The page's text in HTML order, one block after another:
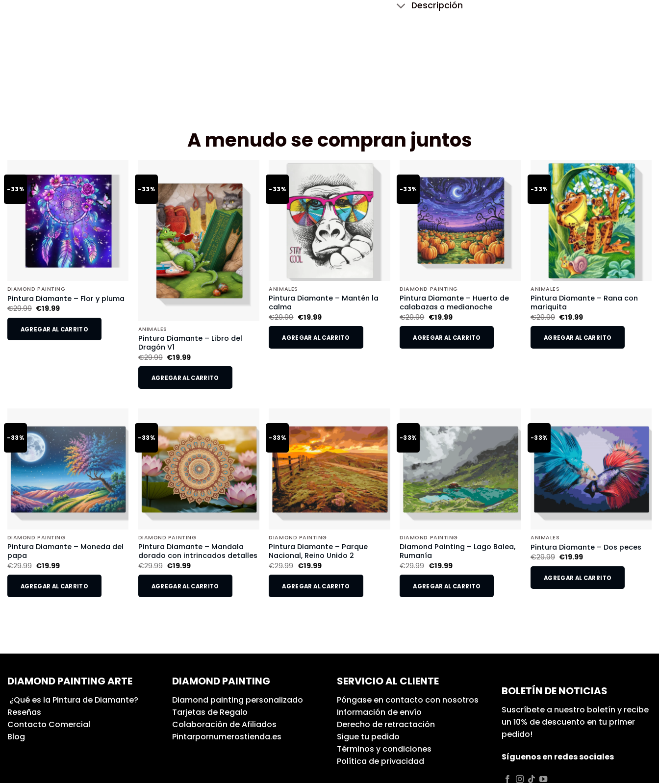
Descripción
A menudo se compran juntos
-33%
DIAMOND PAINTING
Pintura Diamante – Flor y pluma
€29.99 €19.99
AGREGAR AL CARRITO
-33%
ANIMALES
Pintura Diamante – Libro del
Dragón V1
€29.99 €19.99
AGREGAR AL CARRITO
-33%
ANIMALES
Pintura Diamante – Mantén la
calma
€29.99 €19.99
AGREGAR AL CARRITO
-33%
DIAMOND PAINTING
Pintura Diamante – Huerto de
calabazas a medianoche
€29.99 €19.99
AGREGAR AL CARRITO
-33%
ANIMALES
Pintura Diamante – Rana con
mariquita
€29.99 €19.99
AGREGAR AL CARRITO
-33%
DIAMOND PAINTING
Pintura Diamante – Moneda del
papa
€29.99 €19.99
AGREGAR AL CARRITO
-33%
DIAMOND PAINTING
Pintura Diamante – Mandala
dorado con intrincados detalles
€29.99 €19.99
AGREGAR AL CARRITO
-33%
DIAMOND PAINTING
Pintura Diamante – Parque
Nacional, Reino Unido 2
€29.99 €19.99
AGREGAR AL CARRITO
-33%
DIAMOND PAINTING
Diamond Painting – Lago Balea,
Rumanía
€29.99 €19.99
AGREGAR AL CARRITO
-33%
ANIMALES
Pintura Diamante – Dos peces
€29.99 €19.99
AGREGAR AL CARRITO
DIAMOND PAINTING ARTE
¿Qué es la Pintura de Diamante?
Reseñas
Contacto Comercial
Blog
DIAMOND PAINTING
Diamond painting personalizado
Tarjetas de Regalo
Colaboración de Afiliados
Pintarpornumerostienda.es
SERVICIO AL CLIENTE
Póngase en contacto con nosotros
Información de envío
Derecho de retractación
Sigue tu pedido
Términos y condiciones
Política de privacidad
BOLETÍN DE NOTICIAS
Suscríbete a nuestro boletín y recibe
un 10% de descuento en tu primer
pedido!
Síguenos en redes sociales